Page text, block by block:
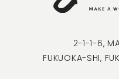
2-1-1-6,
FUKUOKA-SHI,